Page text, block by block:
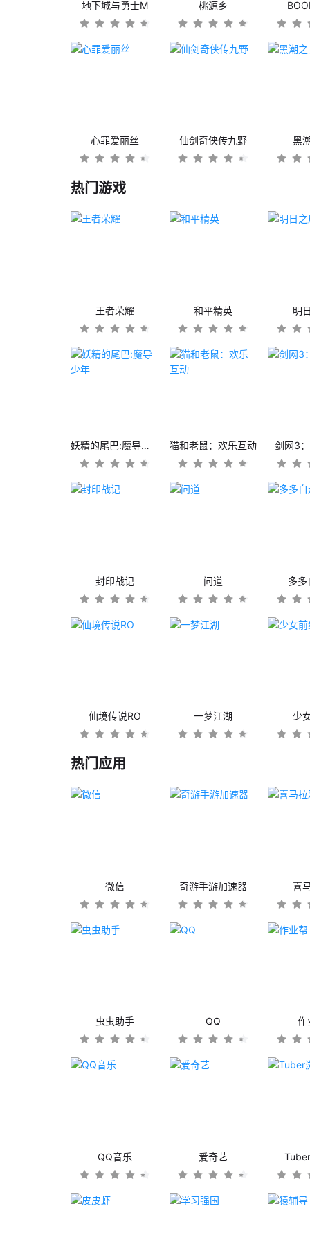
地下城与勇士M 桃源乡
心罪爱丽丝 仙剑奇侠传九野 黑
热门游戏
王者荣耀 和平精英 明
妖精的尾巴:魔导少年 猫和老鼠：欢乐互动 剑网3
封印战记 问道 多多
仙境传说RO 一梦江湖 少
热门应用
微信 奇游手游加速器 喜
虫虫助手 QQ 作
QQ音乐 爱奇艺